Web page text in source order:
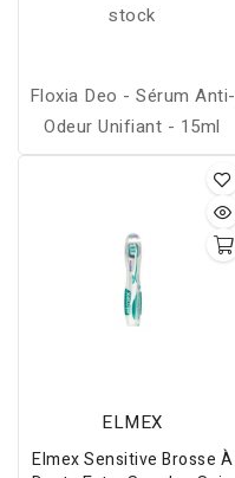
stock
Floxia Deo - Sérum Anti-
Odeur Unifiant - 15ml
ELMEX
Elmex Sensitive Brosse À